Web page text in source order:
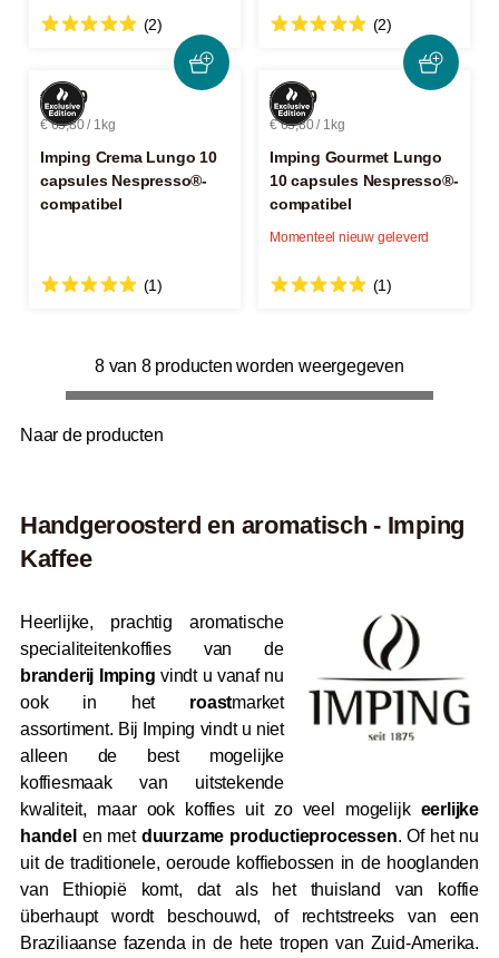
(2) (2)
€ 3,19
€ 63,80 / 1kg
Imping Crema Lungo 10
capsules Nespresso®-
compatibel
(1)
€ 3,19
€ 63,80 / 1kg
Imping Gourmet Lungo
10 capsules Nespresso®-
compatibel
(1)
Momenteel nieuw geleverd
8 van 8 producten worden weergegeven
Naar de producten
Handgeroosterd en aromatisch - Imping
Kaffee
Heerlijke, prachtig aromatische
specialiteitenkoffies van de
branderij Imping vindt u vanaf nu
ook in het roastmarket
assortiment. Bij Imping vindt u niet
alleen de best mogelijke
koffiesmaak van uitstekende
kwaliteit, maar ook koffies uit zo veel mogelijk eerlijke
handel en met duurzame productieprocessen. Of het nu
uit de traditionele, oeroude koffiebossen in de hooglanden
van Ethiopië komt, dat als het thuisland van koffie
überhaupt wordt beschouwd, of rechtstreeks van een
Braziliaanse fazenda in de hete tropen van Zuid-Amerika.